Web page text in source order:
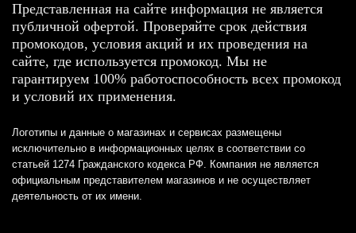
Представленная на сайте информация не является
публичной офертой. Проверяйте срок действия
промокодов, условия акций и их проведения на
сайте, где используется промокод. Мы не
гарантируем 100% работоспособность всех промокод
и условий их применения.
Логотипы и данные о магазинах и сервисах размещены
исключительно в информационных целях в соответствии со
статьей 1274 Гражданского кодекса РФ. Компания не является
официальным представителем магазинов и не осуществляет
деятельность от их имени.